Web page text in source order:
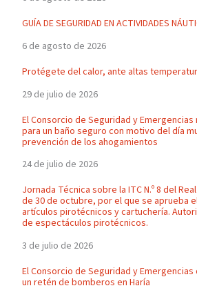
GUÍA DE SEGURIDAD EN ACTIVIDADES
6 de agosto de 2026
Protégete del calor, ante altas
29 de julio de 2026
El Consorcio de Seguridad y
para un baño seguro con motivo del día
prevención de los ahogamientos
24 de julio de 2026
Jornada Técnica sobre la ITC N.º 8 del
de 30 de octubre, por el que se aprueba
artículos pirotécnicos y cartuchería.
de espectáculos pirotécnicos.
3 de julio de 2026
El Consorcio de Seguridad y
un retén de bomberos en Haría